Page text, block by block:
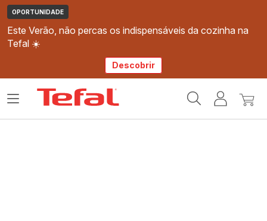
OPORTUNIDADE
Este Verão, não percas os indispensáveis da cozinha na
Tefal ☀️
Descobrir
Tefal
O
Abrir